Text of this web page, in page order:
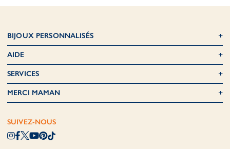
BIJOUX PERSONNALISÉS
AIDE
SERVICES
MERCI MAMAN
SUIVEZ-NOUS